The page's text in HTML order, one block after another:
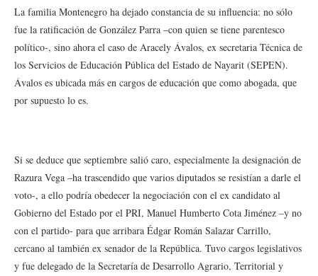
La familia Montenegro ha dejado constancia de su influencia: no sólo
fue la ratificación de González Parra –con quien se tiene parentesco
político-, sino ahora el caso de Aracely Ávalos, ex secretaria Técnica de
los Servicios de Educación Pública del Estado de Nayarit (SEPEN).
Ávalos es ubicada más en cargos de educación que como abogada, que
por supuesto lo es.
Si se deduce que septiembre salió caro, especialmente la designación de
Razura Vega –ha trascendido que varios diputados se resistían a darle el
voto-, a ello podría obedecer la negociación con el ex candidato al
Gobierno del Estado por el PRI, Manuel Humberto Cota Jiménez –y no
con el partido- para que arribara Édgar Román Salazar Carrillo,
cercano al también ex senador de la República. Tuvo cargos legislativos
y fue delegado de la Secretaría de Desarrollo Agrario, Territorial y